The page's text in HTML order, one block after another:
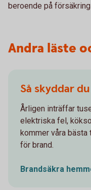
beroende på
Andra läste
Så skyddar
Årligen inträffar
elektriska fel,
kommer våra bästa
för brand.
Brandsäkra